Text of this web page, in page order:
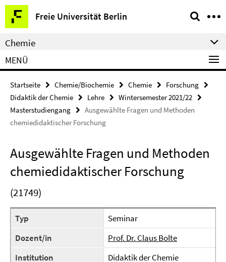
Springe
direkt
zu
Inhalt
Freie Universität Berlin
Service-
Navigation
Chemie
MENÜ
Startseite Chemie/Biochemie Chemie
Forschung
Didaktik der Chemie
Lehre
Wintersemester 2021/22
Masterstudiengang
Ausgewählte Fragen und Methoden
chemiedidaktischer Forschung
Ausgewählte Fragen und Methoden
chemiedidaktischer Forschung
(21749)
Typ
Seminar
Dozent/in
Prof. Dr. Claus Bolte
Institution
Didaktik der Chemie